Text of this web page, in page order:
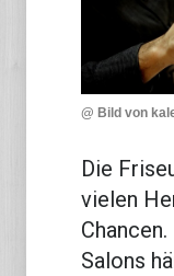
@ Bild von
Die
vielen
Salons